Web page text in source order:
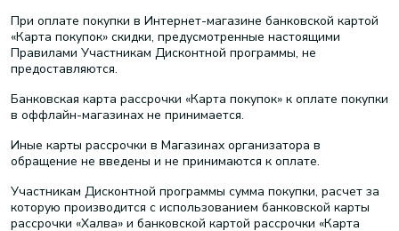
При оплате покупки в Интернет-магазине банковской картой
«Карта покупок» скидки, предусмотренные настоящими
Правилами Участникам Дисконтной программы, не
предоставляются.
Банковская карта рассрочки «Карта покупок» к оплате покупки
в оффлайн-магазинах не принимается.
Иные карты рассрочки в Магазинах организатора в
обращение не введены и не принимаются к оплате.
Участникам Дисконтной программы сумма покупки, расчет за
которую производится с использованием банковской карты
рассрочки «Халва» и банковской картой рассрочки «Карта